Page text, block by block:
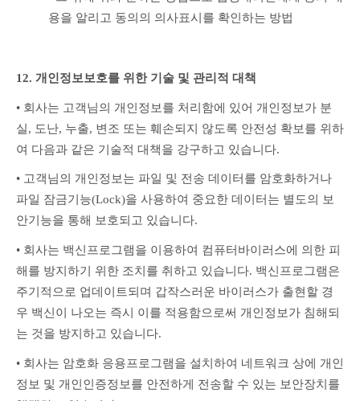
용을 알리고 동의의 의사표시를 확인하는 방법
12. 개인정보보호를 위한 기술 및 관리적 대책
• 회사는 고객님의 개인정보를 처리함에 있어 개인정보가 분
실, 도난, 누출, 변조 또는 훼손되지 않도록 안전성 확보를 위하
여 다음과 같은 기술적 대책을 강구하고 있습니다.
• 고객님의 개인정보는 파일 및 전송 데이터를 암호화하거나
파일 잠금기능(Lock)을 사용하여 중요한 데이터는 별도의 보
안기능을 통해 보호되고 있습니다.
• 회사는 백신프로그램을 이용하여 컴퓨터바이러스에 의한 피
해를 방지하기 위한 조치를 취하고 있습니다. 백신프로그램은
주기적으로 업데이트되며 갑작스러운 바이러스가 출현할 경
우 백신이 나오는 즉시 이를 적용함으로써 개인정보가 침해되
는 것을 방지하고 있습니다.
• 회사는 암호화 응용프로그램을 설치하여 네트워크 상에 개인
정보 및 개인인증정보를 안전하게 전송할 수 있는 보안장치를